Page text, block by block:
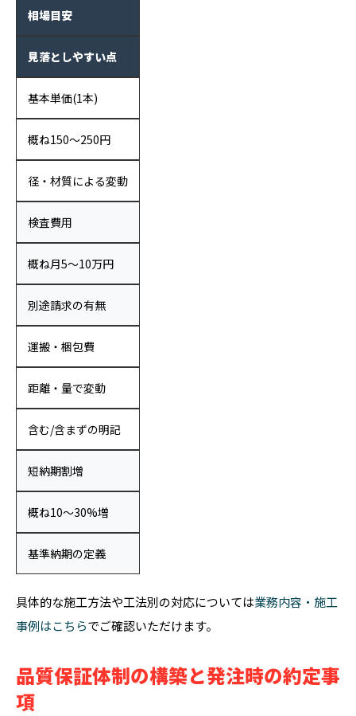
相場目安
見落としやすい点
基本単価(1本)
概ね150〜250円
径・材質による変動
検査費用
概ね月5〜10万円
別途請求の有無
運搬・梱包費
距離・量で変動
含む/含まずの明記
短納期割増
概ね10〜30%増
基準納期の定義
具体的な施工方法や工法別の対応については業務内容・施工
事例はこちらでご確認いただけます。
品質保証体制の構築と発注時の約定事
項